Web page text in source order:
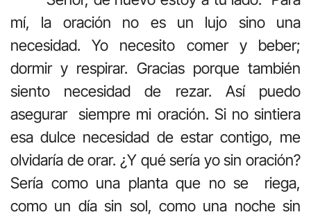
mí, la oración no es un lujo sino una
necesidad. Yo necesito comer y beber;
dormir y respirar. Gracias porque también
siento necesidad de rezar. Así puedo
asegurar siempre mi oración. Si no sintiera
esa dulce necesidad de estar contigo, me
olvidaría de orar. ¿Y qué sería yo sin oración?
Sería como una planta que no se riega,
como un día sin sol, como una noche sin